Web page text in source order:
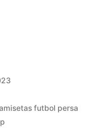
futbol persa